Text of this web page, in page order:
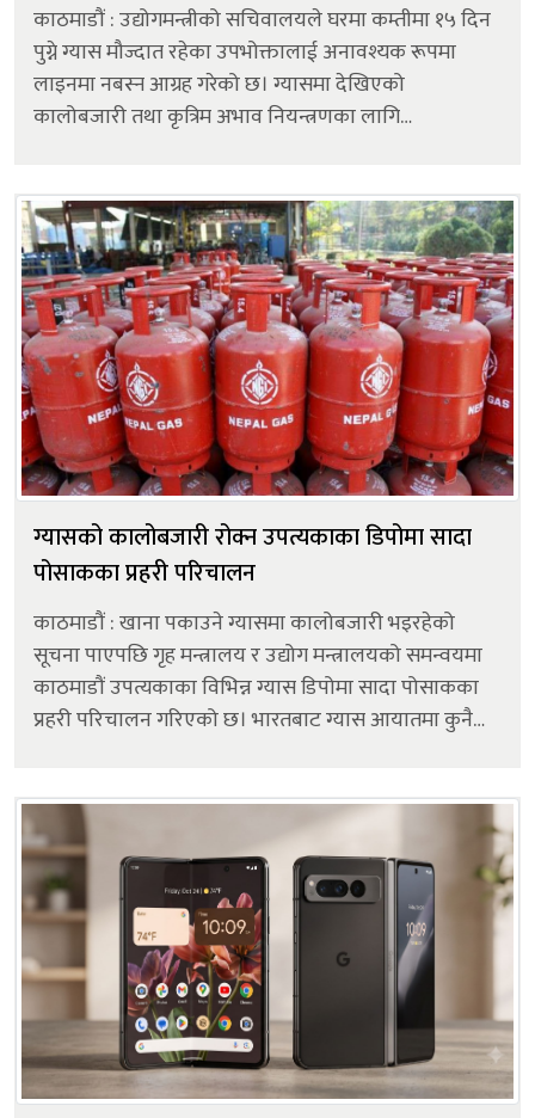
काठमाडौं : उद्योगमन्त्रीको सचिवालयले घरमा कम्तीमा १५ दिन
पुग्ने ग्यास मौज्दात रहेका उपभोक्तालाई अनावश्यक रूपमा
लाइनमा नबस्न आग्रह गरेको छ। ग्यासमा देखिएको
कालोबजारी तथा कृत्रिम अभाव नियन्त्रणका लागि
ग्यासको कालोबजारी रोक्न उपत्यकाका डिपोमा सादा
पोसाकका प्रहरी परिचालन
काठमाडौं : खाना पकाउने ग्यासमा कालोबजारी भइरहेको
सूचना पाएपछि गृह मन्त्रालय र उद्योग मन्त्रालयको समन्वयमा
काठमाडौं उपत्यकाका विभिन्न ग्यास डिपोमा सादा पोसाकका
प्रहरी परिचालन गरिएको छ। भारतबाट ग्यास आयातमा कुनै